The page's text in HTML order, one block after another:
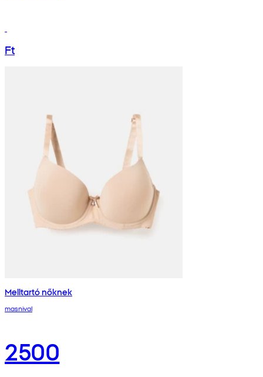
Ft
Melltartó nőknek
masnival
2500